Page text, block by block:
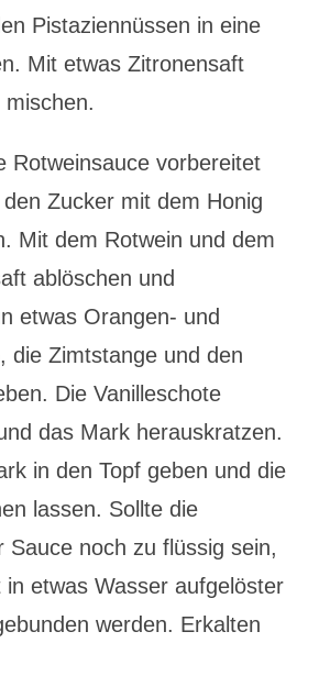
Pistaziennüssen in eine
Mit etwas Zitronensaft
mischen.
Rotweinsauce vorbereitet
Zucker mit dem Honig
Mit dem Rotwein und dem
ablöschen und
etwas Orangen- und
die Zimtstange und den
Die Vanilleschote
das Mark herauskratzen.
in den Topf geben und die
lassen. Sollte die
Sauce noch zu flüssig sein,
in etwas Wasser aufgelöster
werden. Erkalten